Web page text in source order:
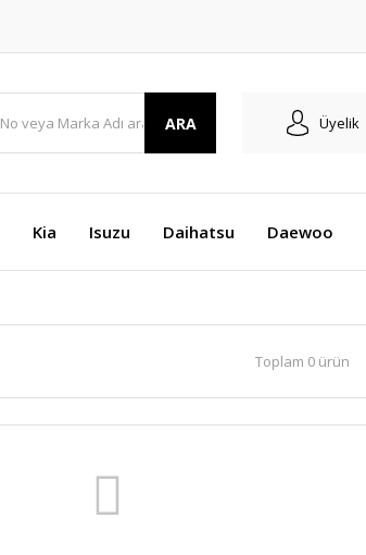
ARA Üyelik
Kia Isuzu Daihatsu Daewoo
Toplam 0 ürün